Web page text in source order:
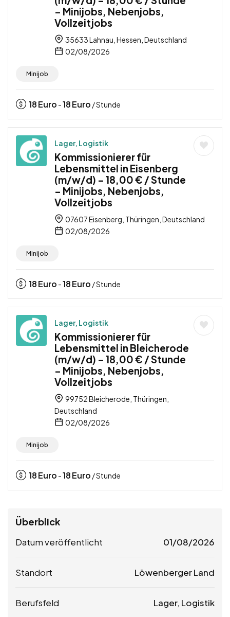
– Minijobs, Nebenjobs,
Vollzeitjobs
35633 Lahnau, Hessen, Deutschland
02/08/2026
Minijob
18Euro -18Euro / Stunde
Lager, Logistik
Kommissionierer für
Lebensmittel in Eisenberg
(m/w/d) – 18,00 € / Stunde
– Minijobs, Nebenjobs,
Vollzeitjobs
07607 Eisenberg, Thüringen, Deutschland
02/08/2026
Minijob
18Euro -18Euro / Stunde
Lager, Logistik
Kommissionierer für
Lebensmittel in Bleicherode
(m/w/d) – 18,00 € / Stunde
– Minijobs, Nebenjobs,
Vollzeitjobs
99752 Bleicherode, Thüringen,
Deutschland
02/08/2026
Minijob
18Euro -18Euro / Stunde
Überblick
Datum veröffentlicht 01/08/2026
Standort Löwenberger Land
Berufsfeld Lager, Logistik